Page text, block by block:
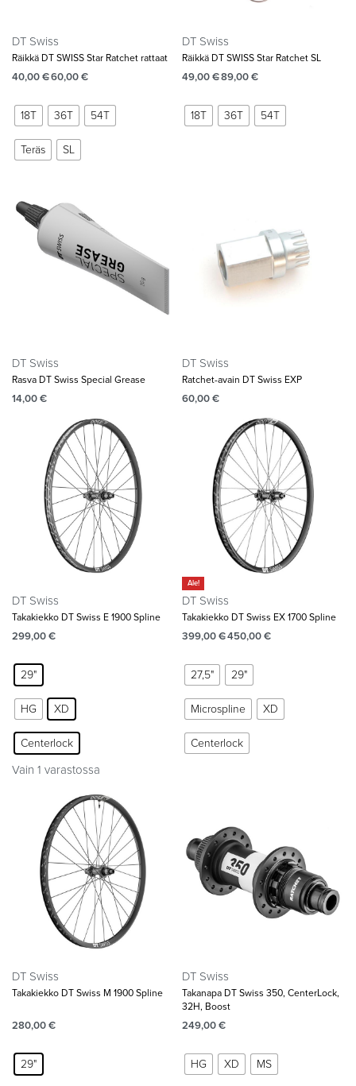
DT Swiss
Räikkä DT SWISS Star Ratchet rattaat
40,00€60,00€
18T 36T 54T
Teräs SL
DT Swiss
Räikkä DT SWISS Star Ratchet SL
49,00€89,00€
18T 36T 54T
DT Swiss
Rasva DT Swiss Special Grease
14,00€
DT Swiss
Ratchet-avain DT Swiss EXP
60,00€
DT Swiss
Takakiekko DT Swiss E 1900 Spline
299,00€
29"
HG XD
Centerlock
Vain 1 varastossa
Ale!
DT Swiss
Takakiekko DT Swiss EX 1700 Spline
399,00€450,00€
27,5" 29"
Microspline XD
Centerlock
DT Swiss
Takakiekko DT Swiss M 1900 Spline
280,00€
29"
DT Swiss
Takanapa DT Swiss 350, CenterLock,
32H, Boost
249,00€
HG XD MS